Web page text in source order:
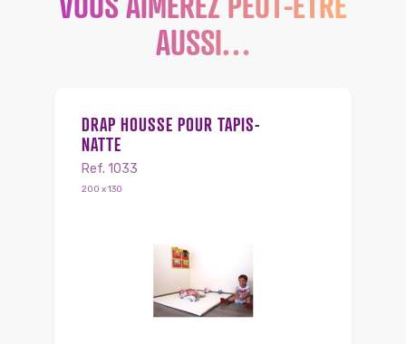
AUSSI…
DRAP HOUSSE POUR TAPIS-
NATTE
Ref. 1033
200 x 130